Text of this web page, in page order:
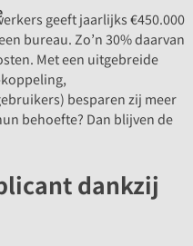
geeft jaarlijks €450.000
bureau. Zo’n 30% daarvan
Met een uitgebreide
besparen zij meer
behoefte? Dan blijven de
dankzij